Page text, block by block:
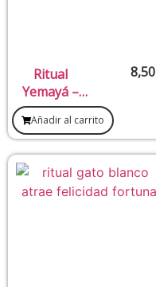
Ritual
Yemayá –
Protección,
sanación y
energía del
8,50
Añadir al carrito